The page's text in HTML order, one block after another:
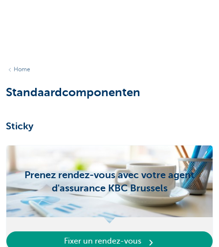
Home
Standaardcomponenten
Sticky
Prenez rendez-vous avec votre agent
d'assurance KBC Brussels
Fixer un rendez-vous